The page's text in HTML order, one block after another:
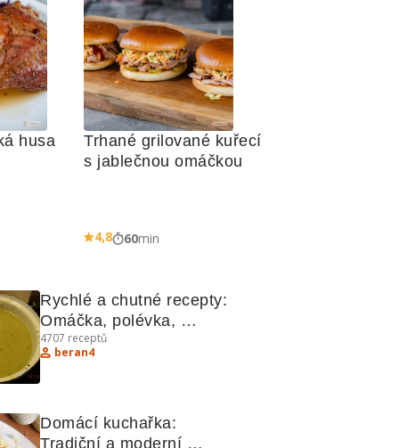
husa
Trhané grilované kuřecí
s jablečnou omáčkou
4,8 60min
Rychlé a chutné recepty:
Omáčka, polévka,
špagety, palačinky a závin
4707 receptů
beran4
Domácí kuchařka:
Tradiční a moderní